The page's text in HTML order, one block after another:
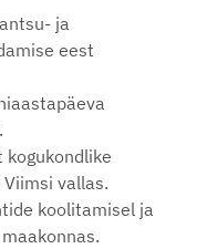
ja
eest
vallas.
koolitamisel ja